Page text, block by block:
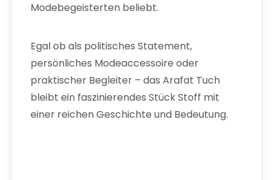
Modebegeisterten beliebt.
Egal ob als politisches Statement,
persönliches Modeaccessoire oder
praktischer Begleiter – das Arafat Tuch
bleibt ein faszinierendes Stück Stoff mit
einer reichen Geschichte und Bedeutung.